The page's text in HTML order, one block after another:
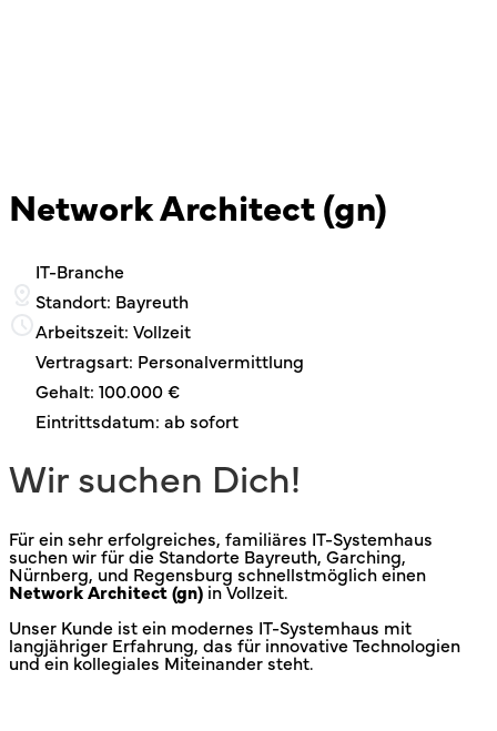
Network Architect (gn)
IT-Branche
Standort: Bayreuth
Arbeitszeit: Vollzeit
Vertragsart: Personalvermittlung
Gehalt: 100.000 €
Eintrittsdatum: ab sofort
Wir suchen Dich!
Für ein sehr erfolgreiches, familiäres IT-Systemhaus
suchen wir für die Standorte Bayreuth, Garching,
Nürnberg, und Regensburg schnellstmöglich einen
Network Architect (gn) in Vollzeit.
Unser Kunde ist ein modernes IT-Systemhaus mit
langjähriger Erfahrung, das für innovative Technologien
und ein kollegiales Miteinander steht.